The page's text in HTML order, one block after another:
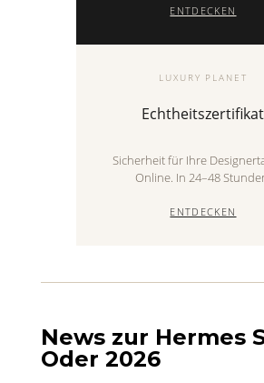
ENTDECKEN
LUXURY PLANET
Echtheitszertifikat
Sicherheit für Ihre
Online. In 24–48
ENTDECKEN
News zur Hermes
Oder 2026